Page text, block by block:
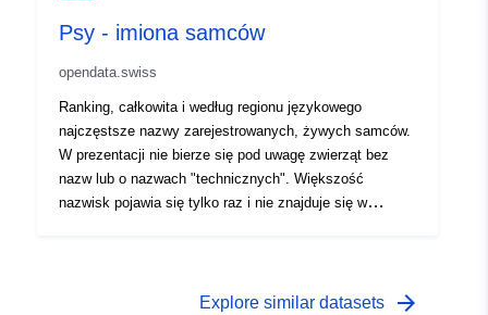
Psy - imiona samców
opendata.swiss
Ranking, całkowita i według regionu językowego
najczęstsze nazwy zarejestrowanych, żywych samców.
W prezentacji nie bierze się pod uwagę zwierząt bez
nazw lub o nazwach "technicznych". Większość
nazwisk pojawia się tylko raz i nie znajduje się w
Explore similar datasets arrow_forward